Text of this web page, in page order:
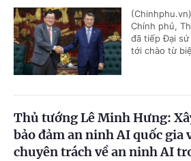
Chính phủ,
đã tiếp Đại sứ
tới chào từ
Thủ tướng Lê Minh Hưng:
bảo đảm an ninh AI quốc gia
chuyên trách về an ninh AI